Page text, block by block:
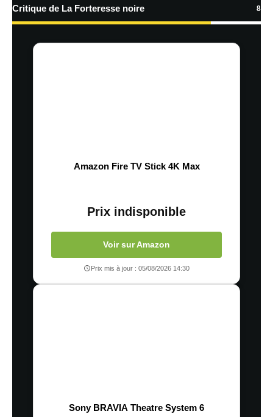
Critique de La Forteresse noire 8
Amazon Fire TV Stick 4K Max
Prix indisponible
Voir sur Amazon
Prix mis à jour : 05/08/2026 14:30
Sony BRAVIA Theatre System 6